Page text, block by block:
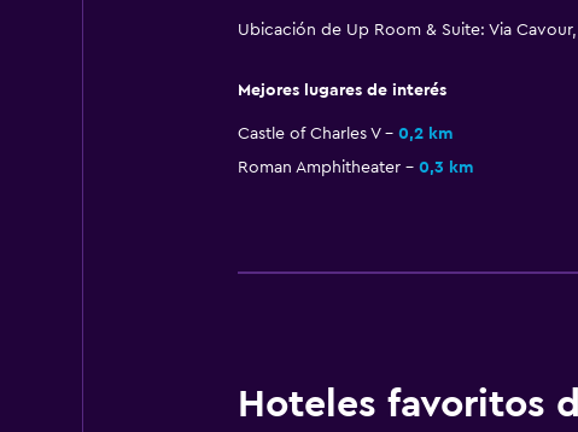
Ubicación de Up Room & Suite: Via
Mejores lugares de interés
Castle of Charles V 0,2 km
Roman Amphitheater
0,3 km
Hoteles favoritos